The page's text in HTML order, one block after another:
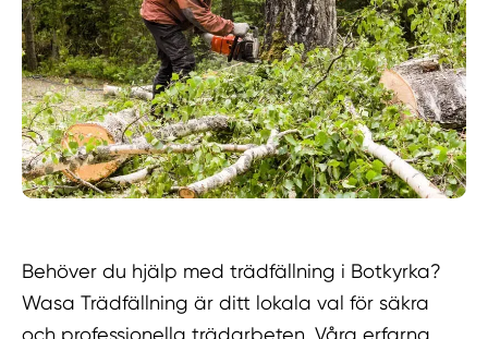
Behöver du hjälp med trädfällning i Botkyrka?
Wasa Trädfällning är ditt lokala val för säkra
och professionella trädarbeten. Våra erfarna